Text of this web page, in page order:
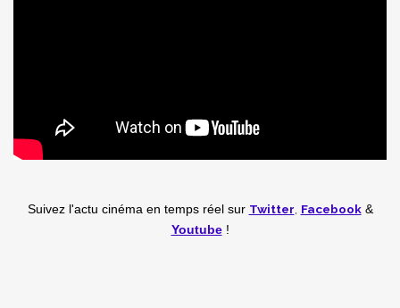
Suivez l'actu cinéma en temps réel sur Twitter, Facebook&
Youtube!